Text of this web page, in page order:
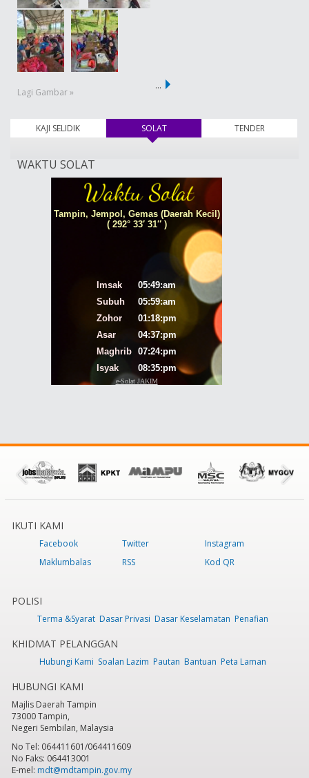
Lagi Gambar »
…
KAJI SELIDIK SOLAT(tab aktif) TENDER
WAKTU SOLAT
IKUTI KAMI
Facebook Twitter
Instagram
Maklumbalas
RSS Kod QR
POLISI
Terma &Syarat Dasar Privasi Dasar Keselamatan Penafian
KHIDMAT PELANGGAN
Hubungi Kami Soalan Lazim Pautan Bantuan Peta Laman
HUBUNGI KAMI
Majlis Daerah Tampin
73000 Tampin,
Negeri Sembilan, Malaysia
No Tel: 064411601/064411609
No Faks: 064413001
E-mel: mdt@mdtampin.gov.my